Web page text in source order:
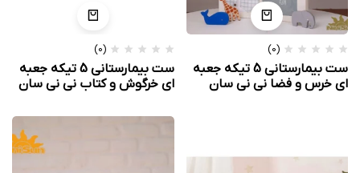
(0)
ست بیمارستانی 5 تیکه جعبه
ای خرس و فضا نی نی سان
(0)
ست بیمارستانی 5 تیکه جعبه
ای خرگوش و کتاب نی نی سان